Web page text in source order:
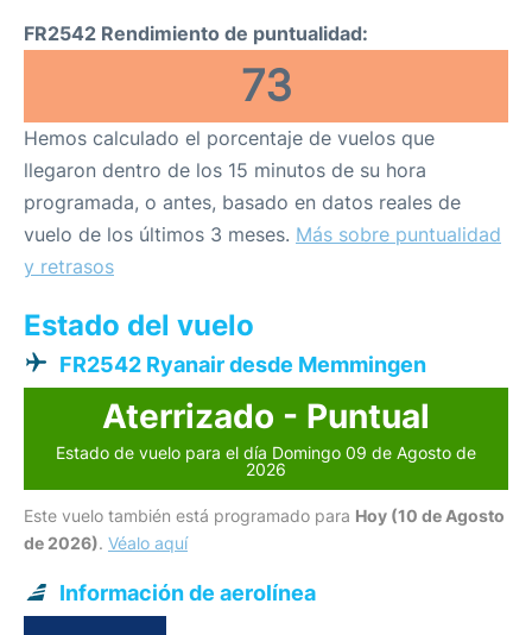
FR2542 Rendimiento de puntualidad:
73
Hemos calculado el porcentaje de vuelos que
llegaron dentro de los 15 minutos de su hora
programada, o antes, basado en datos reales de
vuelo de los últimos 3 meses. Más sobre puntualidad
y retrasos
Estado del vuelo
FR2542 Ryanair desde Memmingen
Aterrizado - Puntual
Estado de vuelo para el día Domingo 09 de Agosto de
2026
Este vuelo también está programado para Hoy (10 de Agosto
de 2026). Véalo aquí
Información de aerolínea